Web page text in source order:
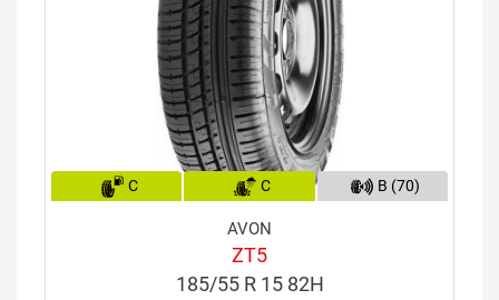
C C B (70)
AVON
ZT5
185/55 R 15 82H